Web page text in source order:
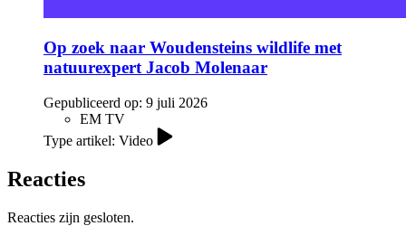
Op zoek naar Woudensteins wildlife met
natuurexpert Jacob Molenaar
Gepubliceerd op: 9 juli 2026
EM TV
Type artikel: Video
Reacties
Reacties zijn gesloten.